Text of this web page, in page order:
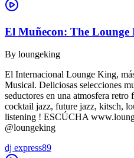
El Muñecon: The Lounge
By loungeking
El Internacional Lounge King,
Musical. Deliciosas selecciones
seductores en una atmosfera retro
cocktail jazz, future jazz, kitsch,
listening ! ESCÚCHA
@loungeking
dj express89